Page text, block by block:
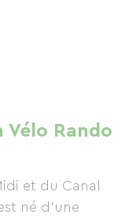
Vélo Rando
et du Canal
né d'une